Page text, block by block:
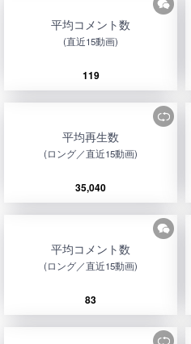
平均コメント数
(直近15動画)
119
平均再生数
(ロング／直近15動画)
35,040
平均コメント数
(ロング／直近15動画)
83